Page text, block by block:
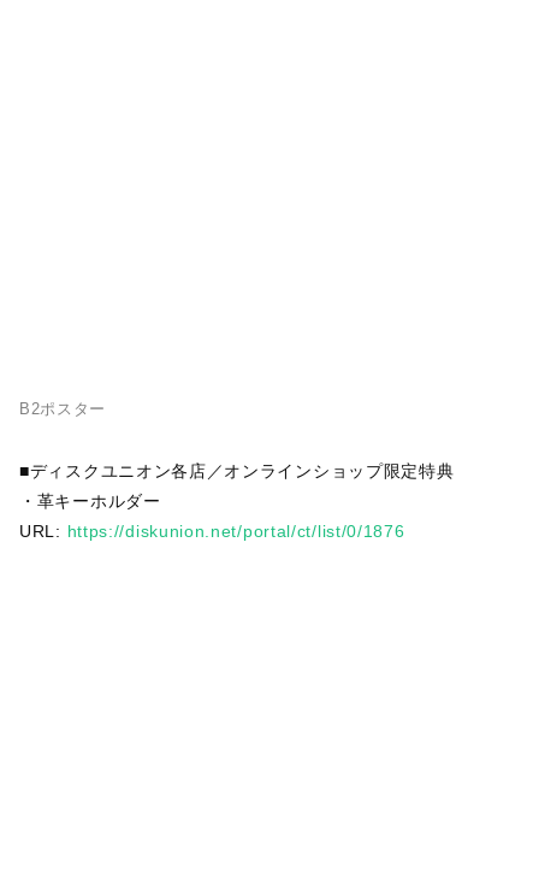
B2ポスター
■ディスクユニオン各店／オンラインショップ限定特典
・革キーホルダー
URL: https://diskunion.net/portal/ct/list/0/1876